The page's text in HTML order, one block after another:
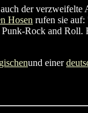
der
Hosen rufen sie
Punk-Rock and
und einer